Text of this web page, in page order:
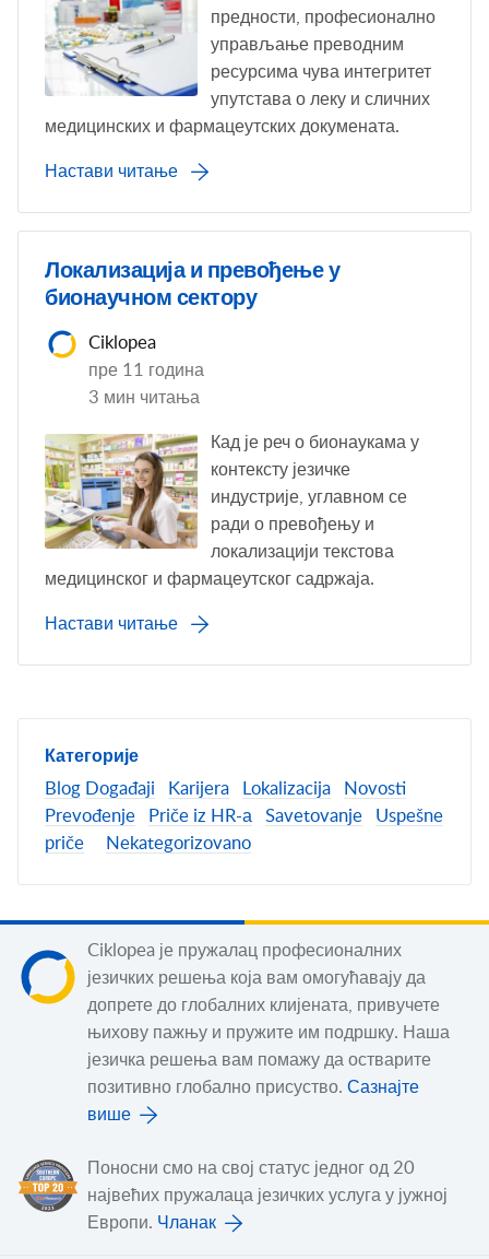
предности, професионално
управљање преводним
ресурсима чува интегритет
упутстава о леку и сличних
медицинских и фармацеутских докумената.
Настави читање
Локализација и превођење у
бионаучном сектору
Ciklopea
пре 11 година
3 мин читања
Кад је реч о бионаукама у
контексту језичке
индустрије, углавном се
ради о превођењу и
локализацији текстова
медицинског и фармацеутског садржаја.
Настави читање
Категорије
Blog
Događaji Karijera Lokalizacija
Novosti
Prevođenje
Priče iz HR-а Savetovanje
Uspešne
priče
Nekategorizovano
Ciklopea је пружалац професионалних
језичких решења која вам омогућавају да
допрете до глобалних клијената, привучете
њихову пажњу и пружите им подршку. Наша
језичка решења вам помажу да остварите
позитивно глобално присуство. Сазнајте
више
Поносни смо на свој статус једног од 20
највећих пружалаца језичких услуга у јужној
Европи. Чланак